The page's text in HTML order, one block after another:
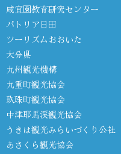
咸宜園教育研究センター
パトリア日田
ツーリズムおおいた
大分県
九州観光機構
九重町観光協会
玖珠町観光協会
中津耶馬渓観光協会
うきは観光みらいづくり公社
あさくら観光協会